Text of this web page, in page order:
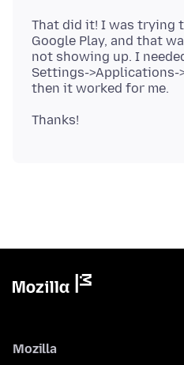
That did it! I was trying
Google Play, and that
not showing up. I
Settings->Applications-
Mozilla